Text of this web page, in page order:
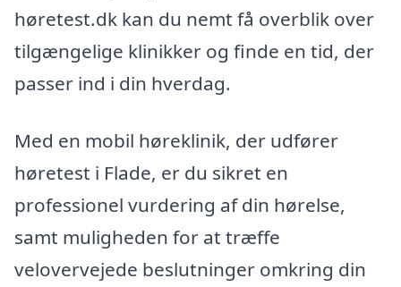
høretest.dk kan du nemt få overblik over
tilgængelige klinikker og finde en tid, der
passer ind i din hverdag.
Med en mobil høreklinik, der udfører
høretest i Flade, er du sikret en
professionel vurdering af din hørelse,
samt muligheden for at træffe
velovervejede beslutninger omkring din